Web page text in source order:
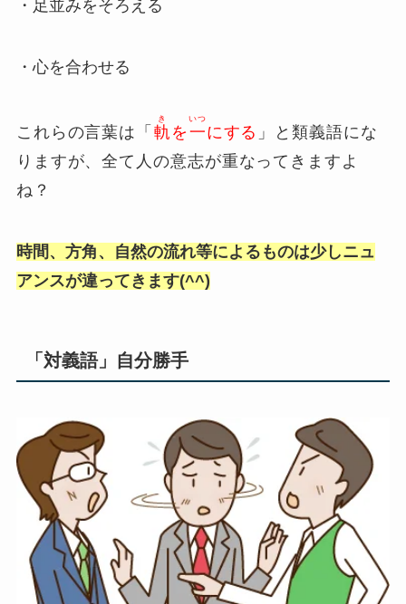
・足並みをそろえる
・心を合わせる
これらの言葉は「 軌
き
を 一
いつ
にする 」と類義語にな
りますが、全て人の意志が重なってきますよ
ね？
時間、方角、自然の流れ等によるものは少しニュ
アンスが違ってきます(^^)
「対義語」自分勝手